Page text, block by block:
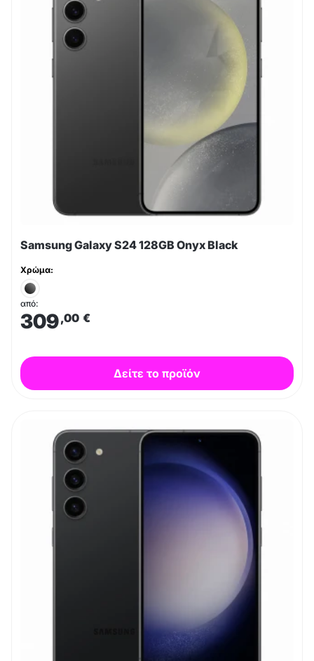
Samsung Galaxy S24 128GB Onyx Black
Χρώμα:
από:
309,00 €
Δείτε το προϊόν